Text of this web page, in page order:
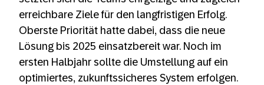
erreichbare Ziele für den langfristigen Erfolg.
Oberste Priorität hatte dabei, dass die neue
Lösung bis 2025 einsatzbereit war. Noch im
ersten Halbjahr sollte die Umstellung auf ein
optimiertes, zukunftssicheres System erfolgen.